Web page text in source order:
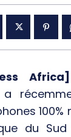
100%
du